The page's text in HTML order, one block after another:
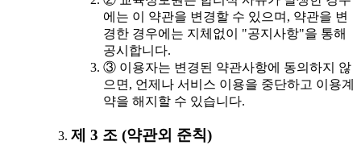
에는 이 약관을 변경할 수 있으며, 약관을 변
경한 경우에는 지체없이 "공지사항"을 통해
공시합니다.
③ 이용자는 변경된 약관사항에 동의하지 않
으면, 언제나 서비스 이용을 중단하고 이용계
약을 해지할 수 있습니다.
제 3 조 (약관외 준칙)